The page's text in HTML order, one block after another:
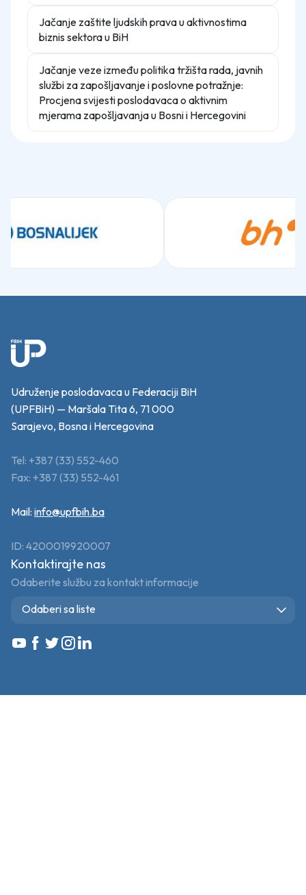
Jačanje zaštite ljudskih prava u aktivnostima
biznis sektora u BiH
Jačanje veze između politika tržišta rada, javnih
službi za zapošljavanje i poslovne potražnje:
Procjena svijesti poslodavaca o aktivnim
mjerama zapošljavanja u Bosni i Hercegovini
Udruženje poslodavaca u Federaciji BiH
(UPFBiH) — Maršala Tita 6, 71 000
Sarajevo, Bosna i Hercegovina
Tel: +387 (33) 552-460
Fax: +387 (33) 552-461
Mail: info@upfbih.ba
ID: 4200019920007
Kontaktirajte nas
Odaberite službu za kontakt informacije
Odaberi sa liste